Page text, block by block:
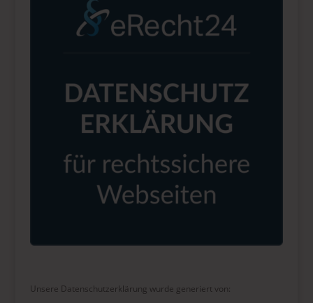
Unsere Datenschutzerklärung wurde generiert von: